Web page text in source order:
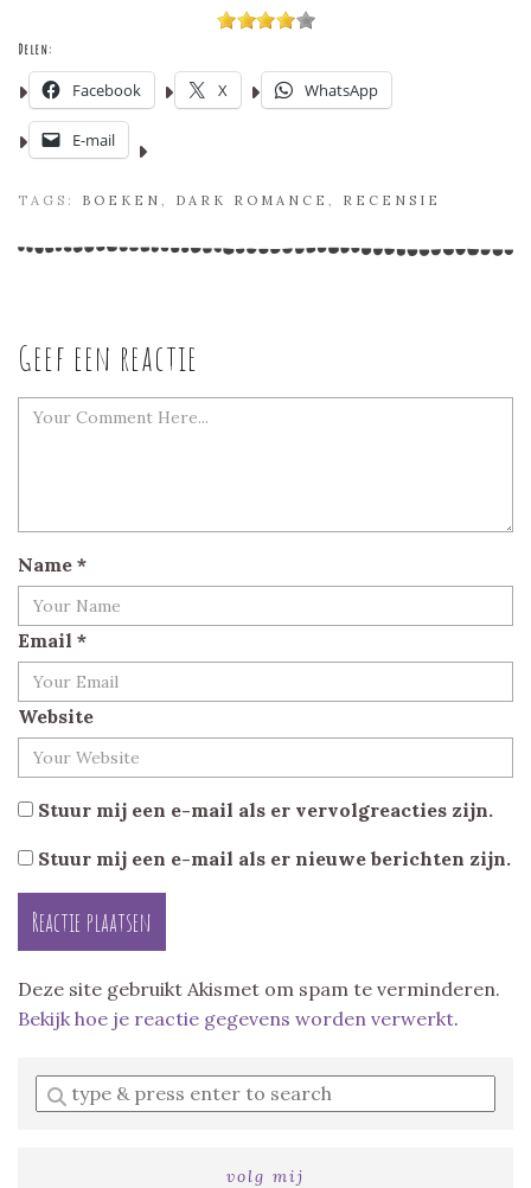
Delen:
Facebook X WhatsApp
E-mail
TAGS: BOEKEN DARK ROMANCE RECENSIE
Geef een reactie
Name *
Email *
Website
Stuur mij een e-mail als er vervolgreacties zijn.
Stuur mij een e-mail als er nieuwe berichten zijn.
Deze site gebruikt Akismet om spam te verminderen.
Bekijk hoe je reactie gegevens worden verwerkt.
Enter
a
volg mij